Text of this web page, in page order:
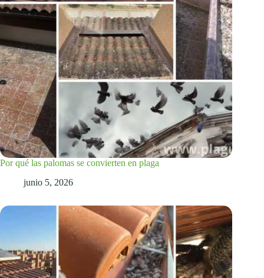
Por qué las palomas se convierten en plaga
junio 5, 2026